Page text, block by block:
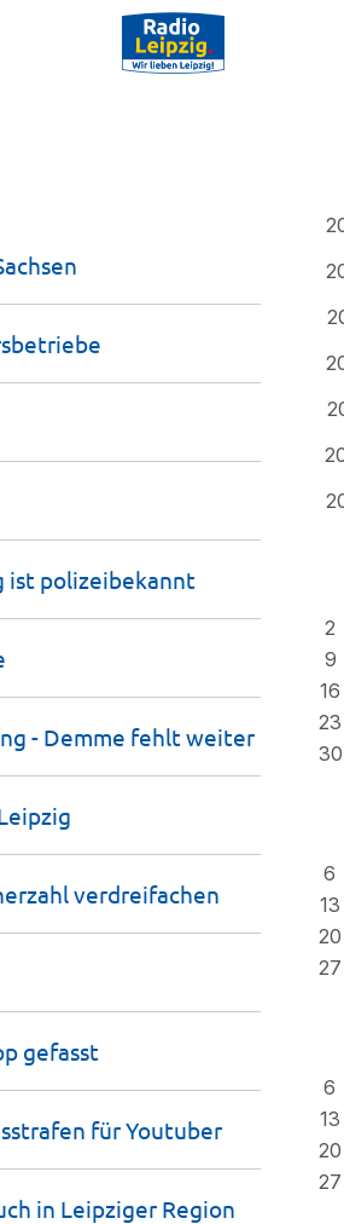
2
9
16
23
30
6
13
20
27
6
13
20
27
ist polizeibekannt
- Demme fehltweiter
verdreifachen
gefasst
fürYoutuber
in Leipziger Region